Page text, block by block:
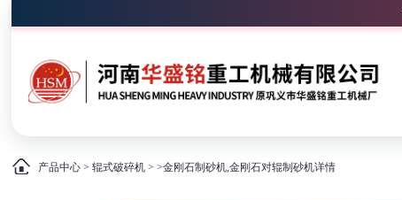
产品中心 >辊式破碎机 > >金刚石制砂机,金刚石对辊制砂机详情